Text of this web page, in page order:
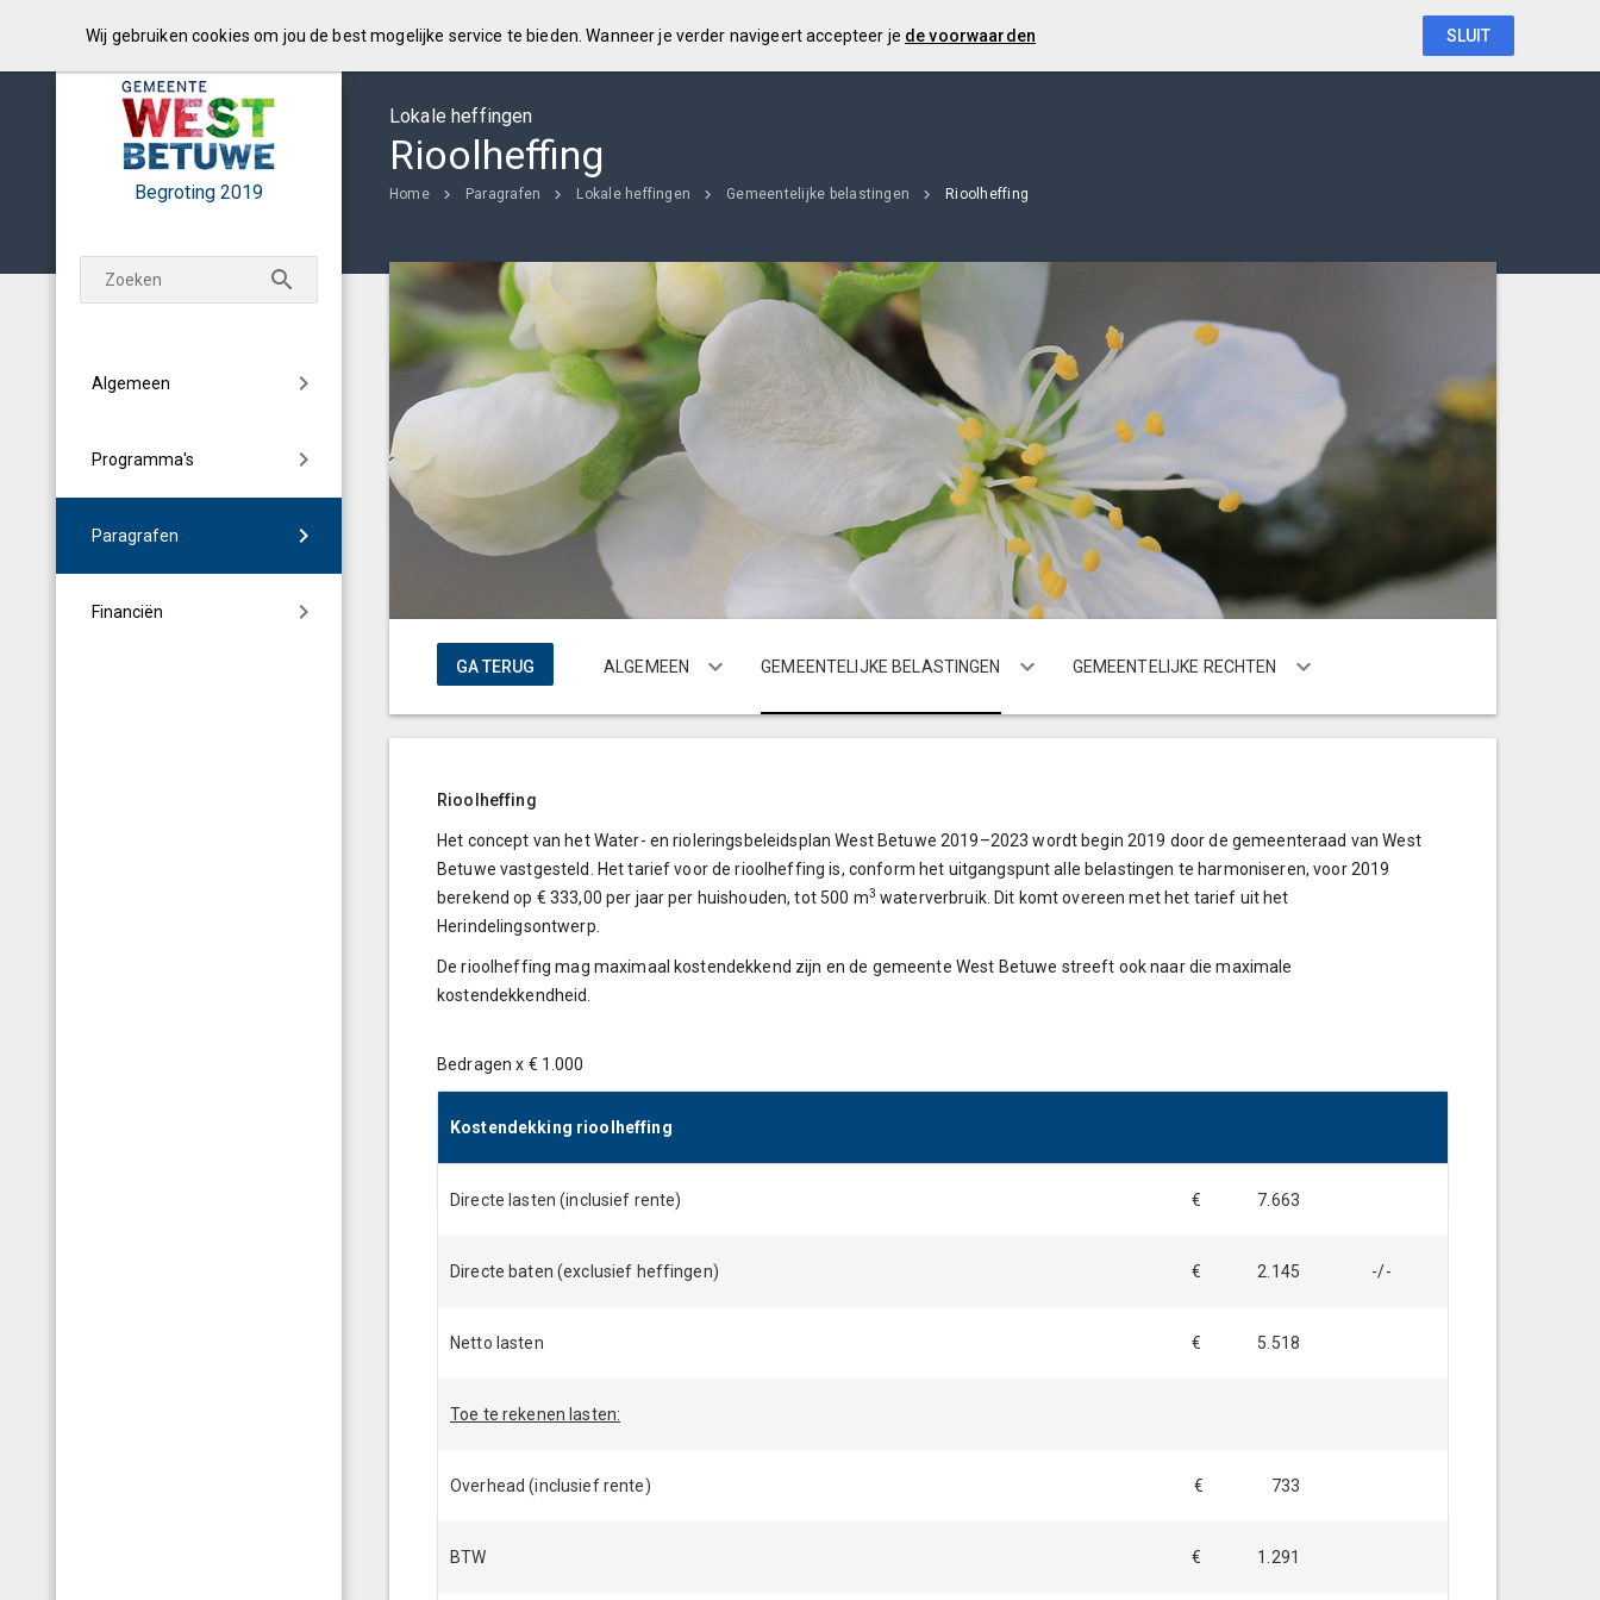
Begroting 2019
Algemeen
Programma's
Paragrafen
Financiën
Lokale heffingen
Rioolheffing
Home Paragrafen Lokale heffingen Gemeentelijke belastingen Rioolheffing
Rioolheffing
Het concept van het Water- en rioleringsbeleidsplan West Betuwe 2019–2023 wordt begin 2019 door de gemeenteraad van West
Betuwe vastgesteld. Het tarief voor de rioolheffing is, conform het uitgangspunt alle belastingen te harmoniseren, voor 2019
berekend op € 333,00 per jaar per huishouden, tot 500 m3 waterverbruik. Dit komt overeen met het tarief uit het
Herindelingsontwerp.
De rioolheffing mag maximaal kostendekkend zijn en de gemeente West Betuwe streeft ook naar die maximale
kostendekkendheid.
Bedragen x € 1.000
Kostendekking rioolheffing
Directe lasten (inclusief rente) € 7.663
Directe baten (exclusief heffingen) € 2.145 -/-
Netto lasten € 5.518
Toe te rekenen lasten:
Overhead (inclusief rente) € 733
BTW € 1.291
ALGEMEEN GEMEENTELIJKE BELASTINGEN GEMEENTELIJKE RECHTEN
Wij gebruiken cookies om jou de best mogelijke service te bieden. Wanneer je verder navigeert accepteer je de voorwaarden SLUIT